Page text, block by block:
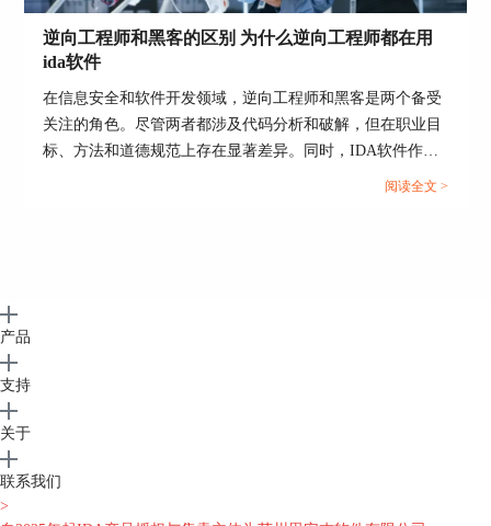
逆向工程师和黑客的区别 为什么逆向工程师都在用
ida软件
在信息安全和软件开发领域，逆向工程师和黑客是两个备受
关注的角色。尽管两者都涉及代码分析和破解，但在职业目
标、方法和道德规范上存在显著差异。同时，IDA软件作为
逆向工程师的首选工具，其受欢迎的原因也值得探讨。本文
阅读全文 >
产品
支持
关于
联系我们
>